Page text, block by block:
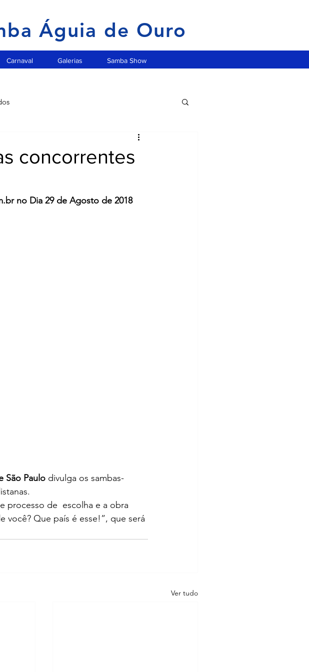
Águia de Ouro
Carnaval Galerias Samba Show
concorrentes
no Dia 29 de Agosto de 2018
São Paulo divulga os sambas-
processo de  escolha e a obra
você? Que país é esse!”, que será
Ver tudo